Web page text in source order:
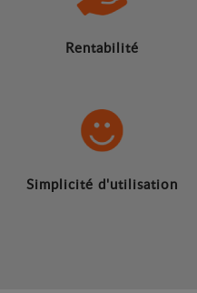
Rentabilité
Simplicité d'utilisation